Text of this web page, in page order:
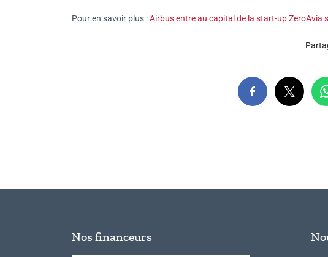
Pour en savoir plus :Airbus entre au capital de la start-up ZeroAvia
Nos financeurs